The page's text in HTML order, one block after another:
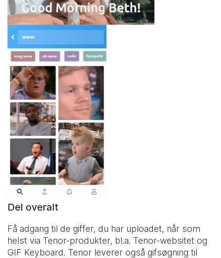
Del overalt
Få adgang til de giffer, du har uploadet, når som
helst via Tenor-produkter, bl.a. Tenor-websitet og
GIF Keyboard. Tenor leverer også gifsøgning til